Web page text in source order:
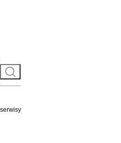
Szukaj